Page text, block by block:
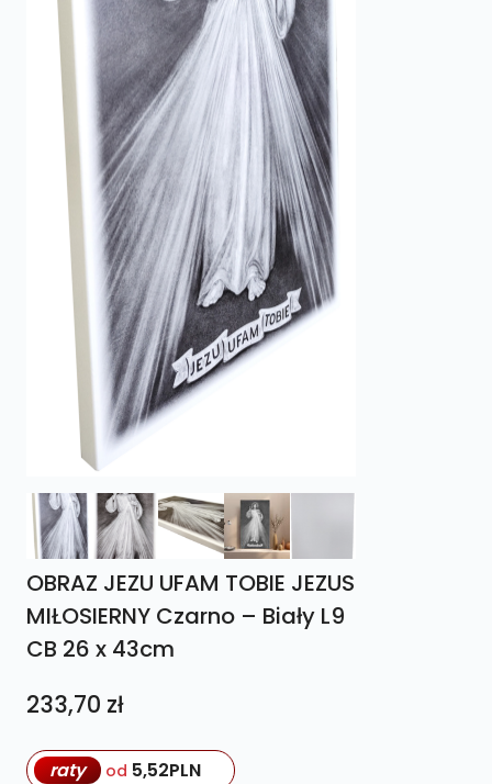
OBRAZ JEZU UFAM TOBIE JEZUS
MIŁOSIERNY Czarno – Biały L9
CB 26 x 43cm
233,70 zł
raty od 5,52PLN